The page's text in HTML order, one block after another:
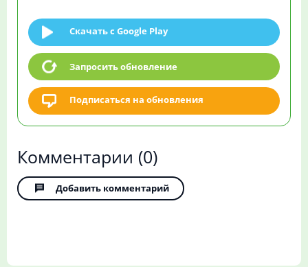
Скачать c Google Play
Запросить обновление
Подписаться на обновления
Комментарии (0)
Добавить комментарий